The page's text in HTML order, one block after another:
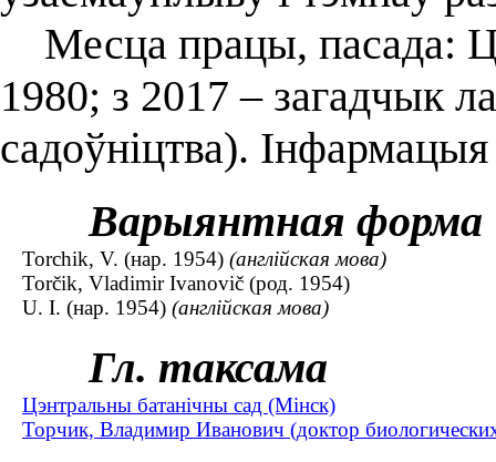
Месца працы, пасада:
1980; з 2017 – загадчык
садоўніцтва).
Варыянтная форма
Torchik, V. (нар. 1954) (англійская мова)
Torčik, Vladimir Ivanovič (род. 1954)
U. I. (нар. 1954) (англійская мова)
Гл. таксама
Цэнтральны батанічны сад (Мінск)
Торчик, Владимир Иванович (доктор